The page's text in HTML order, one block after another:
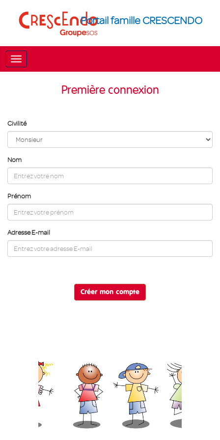
Portail famille CRESCENDO
Première connexion
Civilité
Nom
Prénom
Adresse E-mail
Créer mon compte